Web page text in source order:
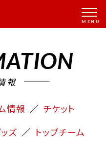
報
情報
チケット
ズ
トップチーム